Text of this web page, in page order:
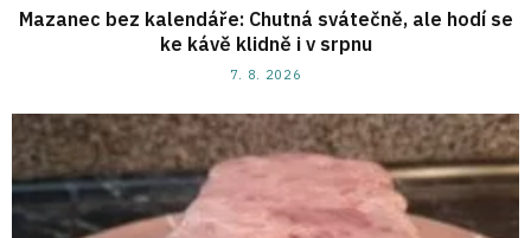
Mazanec bez kalendáře: Chutná svátečně, ale hodí se
ke kávě klidně i v srpnu
7. 8. 2026